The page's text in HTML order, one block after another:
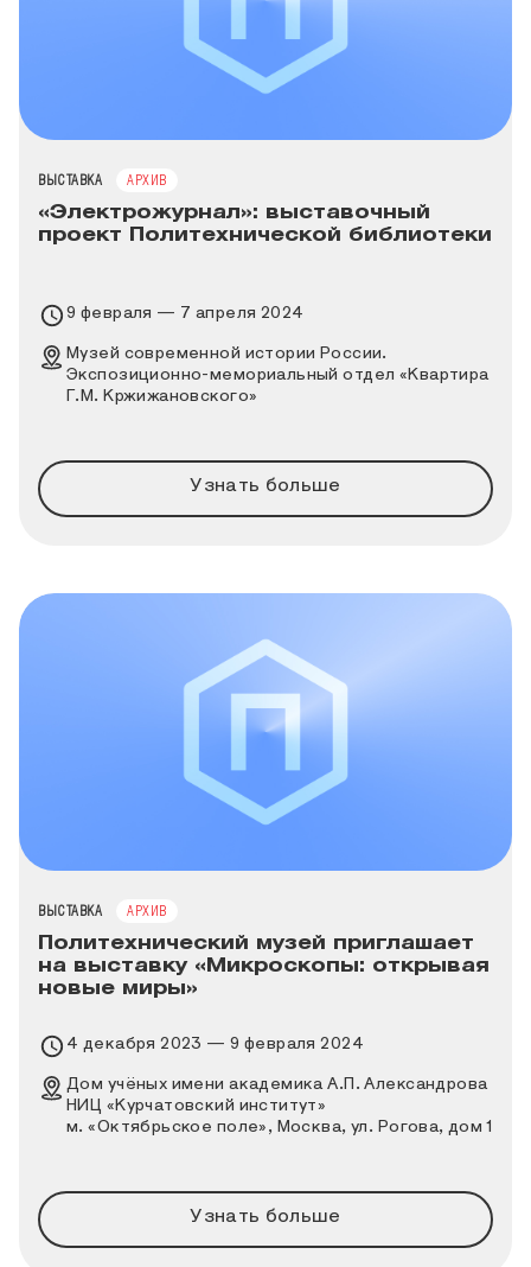
ТИП МЕРОПРИЯТИЯ
ВЫСТАВКА
АРХИВ
«Электрожурнал»: выставочный
проект Политехнической библиотеки
Время проведения выставки
9 февраля — 7 апреля 2024
Место проведения выставки
Музей современной истории России.
Экспозиционно-мемориальный отдел «Квартира
Г.М. Кржижановского»
Узнать больше
ТИП МЕРОПРИЯТИЯ
ВЫСТАВКА
АРХИВ
Политехнический музей приглашает
на выставку «Микроскопы: открывая
новые миры»
Время проведения выставки
4 декабря 2023 — 9 февраля 2024
Место проведения выставки
Дом учёных имени академика А.П. Александрова
НИЦ «Курчатовский институт»
м. «Октябрьское поле», Москва, ул. Рогова, дом 1
Узнать больше